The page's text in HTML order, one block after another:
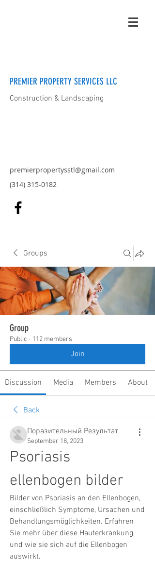
PREMIER PROPERTY SERVICES LLC
Construction & Landscaping
premierpropertysstl@gmail.com
(314) 315-0182
Groups
Group
Public · 112 members
Join
Discussion Media Members About
Back
Поразительный Результат
September 18, 2023
Psoriasis
ellenbogen bilder
Bilder von Psoriasis an den Ellenbogen,
einschließlich Symptome, Ursachen und
Behandlungsmöglichkeiten. Erfahren
Sie mehr über diese Hauterkrankung
und wie sie sich auf die Ellenbogen
auswirkt.